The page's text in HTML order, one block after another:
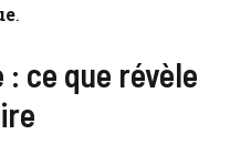
.
: ce que révèle